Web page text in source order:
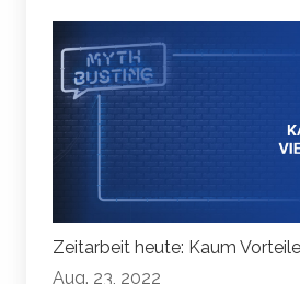
Zeitarbeit heute: Kaum
Aug. 23, 2022